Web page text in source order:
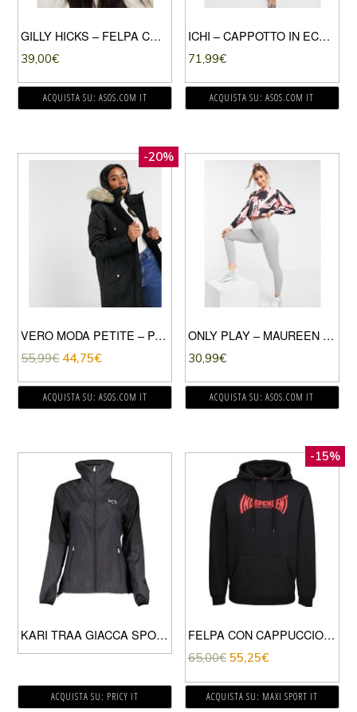
GILLY HICKS – FELPA CON CAPPUCCIO COMODA COLOR CREMA-GRIGIO
39,00€
ACQUISTA SU: ASOS.COM IT
ICHI – CAPPOTTO IN ECOPELLICCIA BLU
71,99€
ACQUISTA SU: ASOS.COM IT
-20%
VERO MODA PETITE – PARKA CON CAPPUCCIO IN ECOPELLICCIA NERO
55,99€ 44,75€
ACQUISTA SU: ASOS.COM IT
ONLY PLAY – MAUREEN – FELPA CON CAPPUCCIO A MANICHE LUNGHE STAMPATA-MULTICOLORE
30,99€
ACQUISTA SU: ASOS.COM IT
KARI TRAA GIACCA SPORTIVA DONNA NERO
ACQUISTA SU: PRICY IT
-15%
FELPA CON CAPPUCCIO BREAKNECK
65,00€ 55,25€
ACQUISTA SU: MAXI SPORT IT